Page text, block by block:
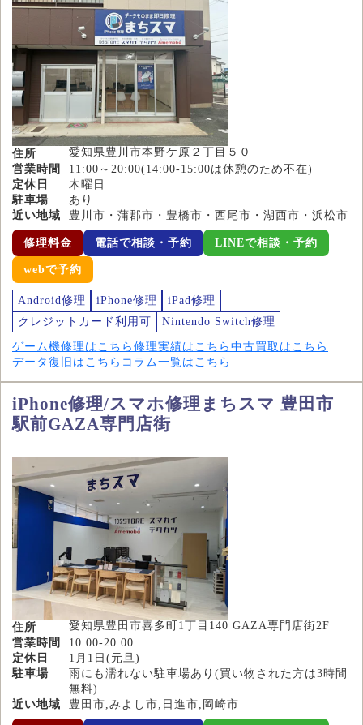
住所
愛知県豊川市本野ケ原２丁目５０
営業時間
11:00～20:00(14:00-15:00は休憩のため不在)
定休日
木曜日
駐車場
あり
近い地域
豊川市・蒲郡市・豊橋市・西尾市・湖西市・浜松市
修理料金 電話で相談・予約 LINEで相談・予約
webで予約
Android修理 iPhone修理
iPad修理
クレジットカード利用可
Nintendo Switch修理
ゲーム機修理はこちら 修理実績はこちら 中古買取はこちら
データ復旧はこちら コラム一覧はこちら
iPhone修理/スマホ修理まちスマ 豊田市
駅前GAZA専門店街
住所
愛知県豊田市喜多町1丁目140 GAZA専門店街2F
営業時間
10:00-20:00
定休日
1月1日(元旦)
駐車場
雨にも濡れない駐車場あり(買い物された方は3時間
無料)
近い地域
豊田市,みよし市,日進市,岡崎市